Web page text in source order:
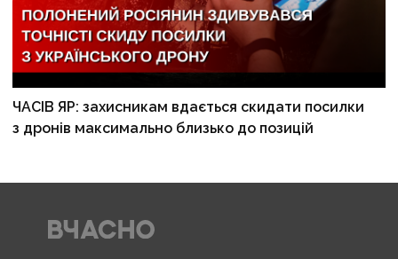
ЧАСІВ ЯР: захисникам вдається скидати посилки
з дронів максимально близько до позицій